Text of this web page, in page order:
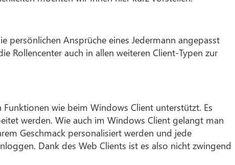
persönlichen Ansprüche eines Jedermann angepasst
Rollencenter auch in allen weiteren Client-Typen zur
wie beim Windows Client unterstützt. Es
werden. Wie auch im Windows Client gelangt man
Geschmack personalisiert werden und jede
Dank des Web Clients ist es also nicht zwingend